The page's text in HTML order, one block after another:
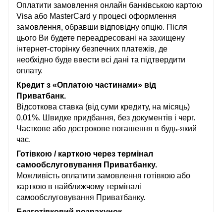
Оплатити замовлення онлайн банківською картою
Visa або MasterCard у процесі оформлення
замовлення, обравши відповідну опцію. Після
цього Ви будете переадресовані на захищену
інтернет-сторінку безпечних платежів, де
необхідно буде ввести всі дані та підтвердити
оплату.
Кредит з «Оплатою частинами» від
Приватбанк.
Відсоткова ставка (від суми кредиту, на місяць)
0,01%. Швидке придбання, без документів і черг.
Часткове або дострокове погашення в будь-який
час.
Готівкою / карткою через термінал
самообслуговування Приватбанку.
Можливість оплатити замовлення готівкою або
карткою в найближчому терміналі
самообслуговування Приватбанку.